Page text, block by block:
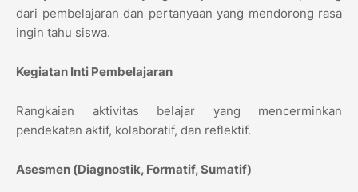
dari pembelajaran dan pertanyaan yang mendorong rasa
ingin tahu siswa.
Kegiatan Inti Pembelajaran
Rangkaian aktivitas belajar yang mencerminkan
pendekatan aktif, kolaboratif, dan reflektif.
Asesmen (Diagnostik, Formatif, Sumatif)